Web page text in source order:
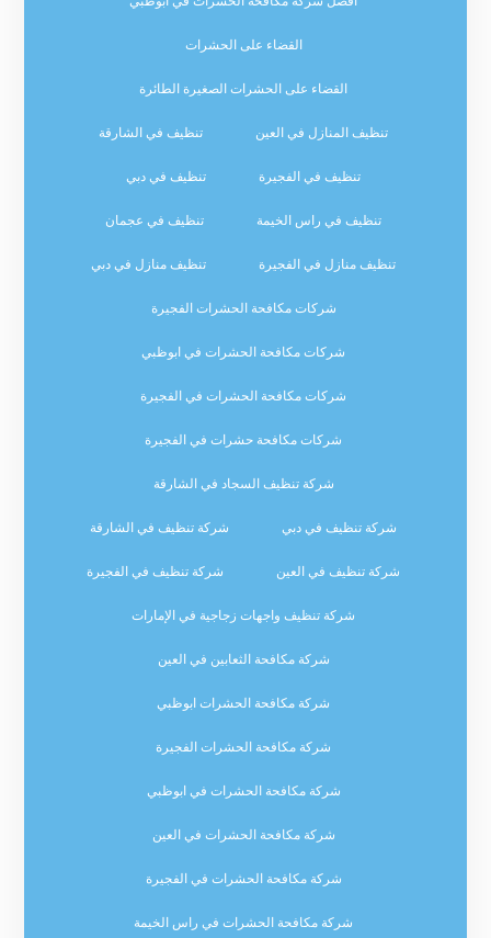
القضاء على الحشرات
القضاء على الحشرات الصغيرة الطائرة
تنظيف المنازل في العين تنظيف في الشارقة
تنظيف في الفجيرة تنظيف في دبي
تنظيف في راس الخيمة تنظيف في عجمان
تنظيف منازل في الفجيرة تنظيف منازل في دبي
شركات مكافحة الحشرات الفجيرة
شركات مكافحة الحشرات في ابوظبي
شركات مكافحة الحشرات في الفجيرة
شركات مكافحة حشرات في الفجيرة
شركة تنظيف السجاد في الشارقة
شركة تنظيف في دبي شركة تنظيف في الشارقة
شركة تنظيف في العين شركة تنظيف في الفجيرة
شركة تنظيف واجهات زجاجية في الإمارات
شركة مكافحة الثعابين في العين
شركة مكافحة الحشرات ابوظبي
شركة مكافحة الحشرات الفجيرة
شركة مكافحة الحشرات في ابوظبي
شركة مكافحة الحشرات في العين
شركة مكافحة الحشرات في الفجيرة
شركة مكافحة الحشرات في راس الخيمة